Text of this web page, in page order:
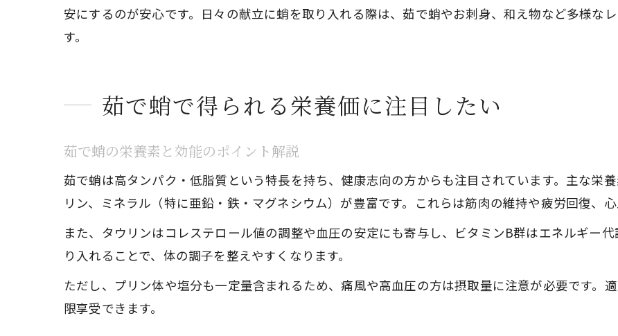
安にするのが安心です。日々の献立に蛸を取り入れる際は、茹で蛸やお刺身、和え物など多様な
す。
茹で蛸で得られる栄養価に注目したい
茹で蛸の栄養素と効能のポイント解説
茹で蛸は高タンパク・低脂質という特長を持ち、健康志向の方からも注目されています。主な栄
リン、ミネラル（特に亜鉛・鉄・マグネシウム）が豊富です。これらは筋肉の維持や疲労回復、心
また、タウリンはコレステロール値の調整や血圧の安定にも寄与し、ビタミンB群はエネルギー
り入れることで、体の調子を整えやすくなります。
ただし、プリン体や塩分も一定量含まれるため、痛風や高血圧の方は摂取量に注意が必要です。
限享受できます。